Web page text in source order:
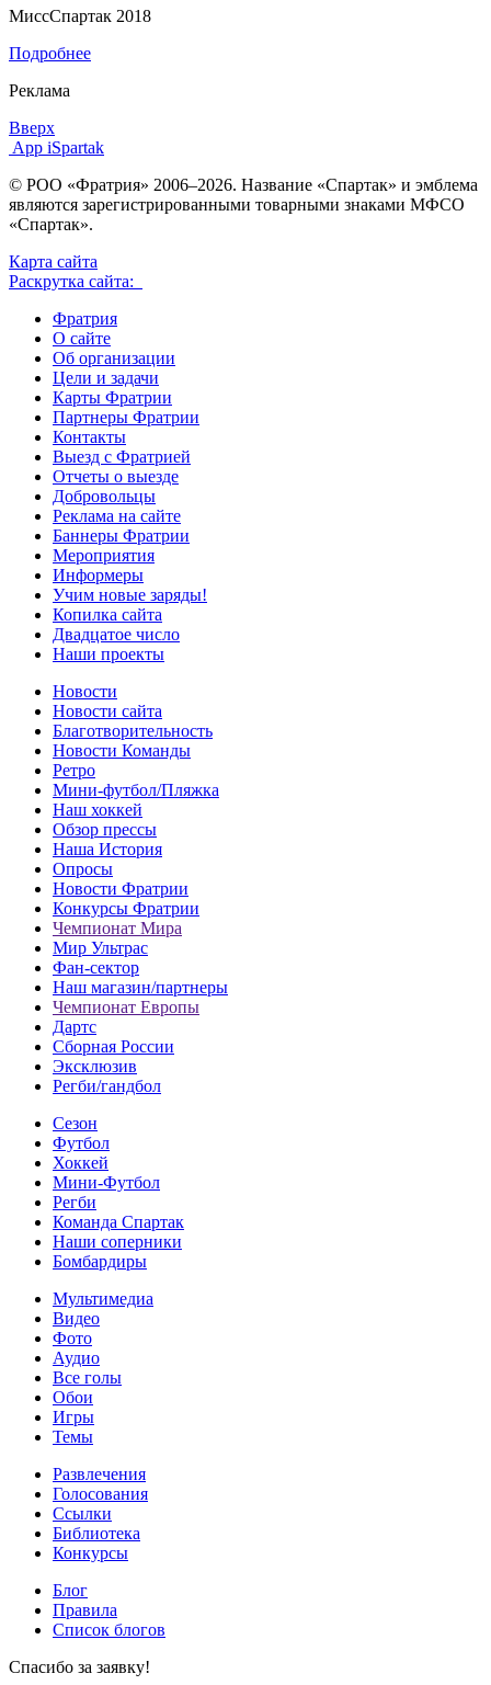
МиссСпартак 2018
Подробнее
Реклама
Вверх
App iSpartak
© РОО «Фратрия» 2006–2026. Название «Спартак» и эмблема
являются зарегистрированными товарными знаками МФСО
«Спартак».
Карта сайта
Раскрутка сайта:
Фратрия
О сайте
Об организации
Цели и задачи
Карты Фратрии
Партнеры Фратрии
Контакты
Выезд с Фратрией
Отчеты о выезде
Добровольцы
Реклама на сайте
Баннеры Фратрии
Мероприятия
Информеры
Учим новые заряды!
Копилка сайта
Двадцатое число
Наши проекты
Новости
Новости сайта
Благотворительность
Новости Команды
Ретро
Мини-футбол/Пляжка
Наш хоккей
Обзор прессы
Наша История
Опросы
Новости Фратрии
Конкурсы Фратрии
Чемпионат Мира
Мир Ультрас
Фан-cектор
Наш магазин/партнеры
Чемпионат Европы
Дартс
Сборная России
Эксклюзив
Регби/гандбол
Сезон
Футбол
Хоккей
Мини-Футбол
Регби
Команда Спартак
Наши соперники
Бомбардиры
Мультимедиа
Видео
Фото
Аудио
Все голы
Обои
Игры
Темы
Развлечения
Голосования
Ссылки
Библиотека
Конкурсы
Блог
Правила
Список блогов
Спасибо за заявку!